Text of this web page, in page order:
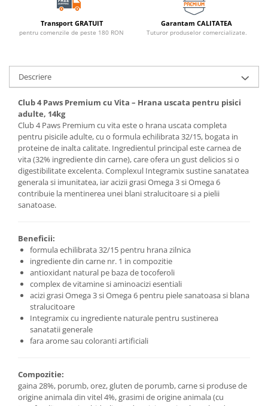
Transport GRATUIT
pentru comenzile de peste 180 RON
Garantam CALITATEA
Tuturor produselor comercializate.
Descriere
Club 4 Paws Premium cu Vita – Hrana uscata pentru pisici
adulte, 14kg
Club 4 Paws Premium cu vita este o hrana uscata completa
pentru pisicile adulte, cu o formula echilibrata 32/15, bogata in
proteine de inalta calitate. Ingredientul principal este carnea de
vita (32% ingrediente din carne), care ofera un gust delicios si o
digestibilitate excelenta. Complexul Integramix sustine sanatatea
generala si imunitatea, iar acizii grasi Omega 3 si Omega 6
contribuie la mentinerea unei blani stralucitoare si a pielii
sanatoase.
Beneficii:
formula echilibrata 32/15 pentru hrana zilnica
ingrediente din carne nr. 1 in compozitie
antioxidant natural pe baza de tocoferoli
complex de vitamine si aminoacizi esentiali
acizi grasi Omega 3 si Omega 6 pentru piele sanatoasa si blana
stralucitoare
Integramix cu ingrediente naturale pentru sustinerea
sanatatii generale
fara arome sau coloranti artificiali
Compozitie:
gaina 28%, porumb, orez, gluten de porumb, carne si produse de
origine animala din vitel 4%, grasimi de origine animala (cu